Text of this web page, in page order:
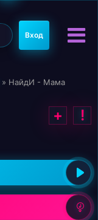
Вход
» НайдИ - Мама
+ !